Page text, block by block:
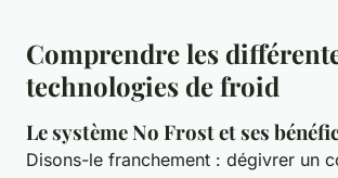
Comprendre les
technologies de froid
Le système No Frost et ses
Disons-le franchement : dégivrer un